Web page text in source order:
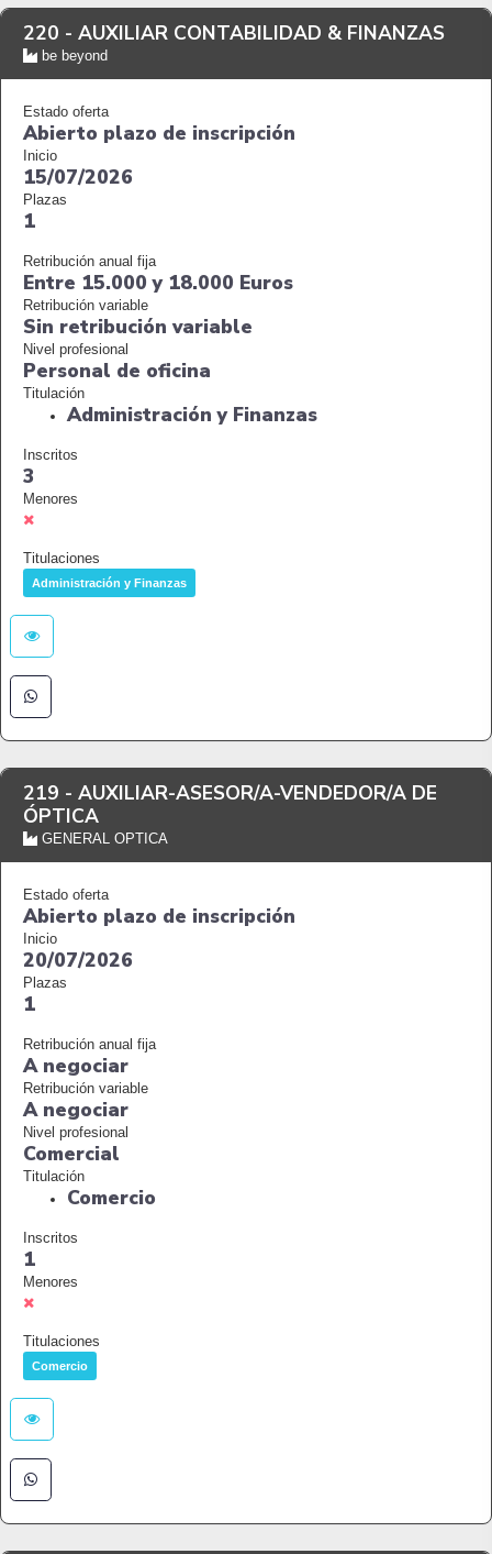
220 - AUXILIAR CONTABILIDAD & FINANZAS
be beyond
Estado oferta
Abierto plazo de inscripción
Inicio
15/07/2026
Plazas
1
Retribución anual fija
Entre 15.000 y 18.000 Euros
Retribución variable
Sin retribución variable
Nivel profesional
Personal de oficina
Titulación
Administración y Finanzas
Inscritos
3
Menores
Titulaciones
Administración y Finanzas
219 - AUXILIAR-ASESOR/A-VENDEDOR/A DE
ÓPTICA
GENERAL OPTICA
Estado oferta
Abierto plazo de inscripción
Inicio
20/07/2026
Plazas
1
Retribución anual fija
A negociar
Retribución variable
A negociar
Nivel profesional
Comercial
Titulación
Comercio
Inscritos
1
Menores
Titulaciones
Comercio